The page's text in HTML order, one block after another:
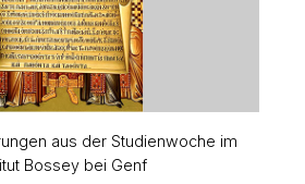
aus der Studienwoche im
Bossey bei Genf